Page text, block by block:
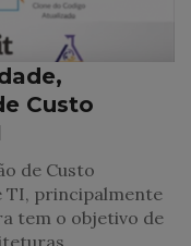
Custo
de Custo
TI, principalmente
tem o objetivo de